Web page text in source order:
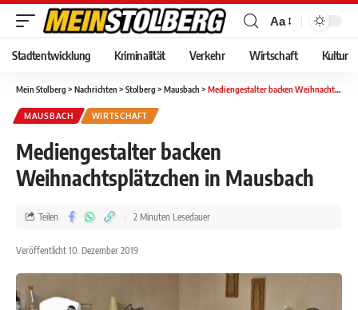
Aa
Stadtentwicklung Kriminalität Verkehr Wirtschaft Kultur
Mein Stolberg > Nachrichten > Stolberg > Mausbach > Mediengestalter backen Weihnachtsplätzchen in Mausbach
MAUSBACH WIRTSCHAFT
Mediengestalter backen
Weihnachtsplätzchen in Mausbach
Veröffentlicht 10. Dezember 2019
Teilen 2 Minuten Lesedauer